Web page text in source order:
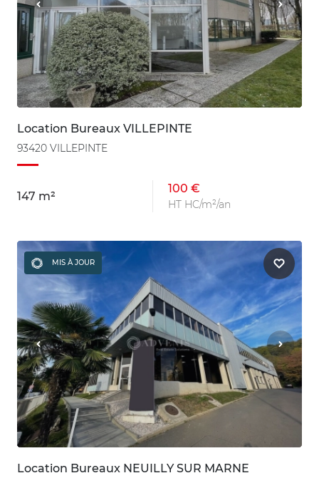
Location Bureaux VILLEPINTE
93420 VILLEPINTE
147 m²
100 €
HT HC/m²/an
MIS À JOUR
Location Bureaux NEUILLY SUR MARNE